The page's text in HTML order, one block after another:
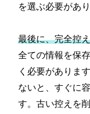
を選ぶ必要があり
最後に、完全控
全ての情報を保
く必要がありま
ないと、すぐに
す。古い控えを